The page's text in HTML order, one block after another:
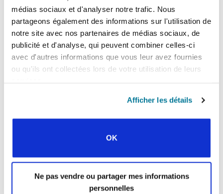
médias sociaux et d'analyser notre trafic. Nous
partageons également des informations sur l'utilisation de
notre site avec nos partenaires de médias sociaux, de
publicité et d'analyse, qui peuvent combiner celles-ci
avec d'autres informations que vous leur avez fournies
ou qu'ils ont collectées lors de votre utilisation de leurs
Afficher les détails
OK
Ne pas vendre ou partager mes informations
personnelles
« Publication précédente
Toutes les publications de Conexión
INSCRIVEZ-VOUS À CONEXIÓN